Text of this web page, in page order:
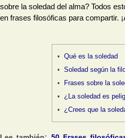
sobre la soledad del alma? Todos
en frases filosóficas para compartir.
Qué es la soledad
Soledad según la
Frases sobre la
¿La soledad es
¿Crees que la